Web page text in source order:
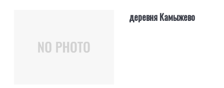
деревня Камыжево